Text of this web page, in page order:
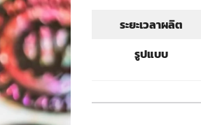
ระยะเวลาผลิต
รูปแบบ